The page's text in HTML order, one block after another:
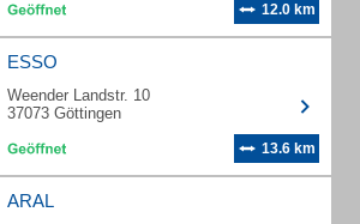
12.0 km
ESSO
Weender Landstr. 10
37073 Göttingen
13.6 km
ARAL